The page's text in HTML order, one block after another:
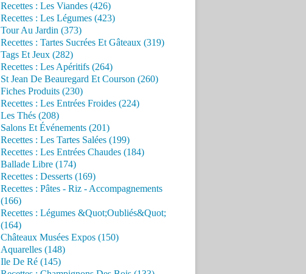
Recettes : Les Viandes (426)
Recettes : Les Légumes (423)
Tour Au Jardin (373)
Recettes : Tartes Sucrées Et Gâteaux (319)
Tags Et Jeux (282)
Recettes : Les Apéritifs (264)
St Jean De Beauregard Et Courson (260)
Fiches Produits (230)
Recettes : Les Entrées Froides (224)
Les Thés (208)
Salons Et Événements (201)
Recettes : Les Tartes Salées (199)
Recettes : Les Entrées Chaudes (184)
Ballade Libre (174)
Recettes : Desserts (169)
Recettes : Pâtes - Riz - Accompagnements
(166)
Recettes : Légumes &Quot;Oubliés&Quot;
(164)
Châteaux Musées Expos (150)
Aquarelles (148)
Ile De Ré (145)